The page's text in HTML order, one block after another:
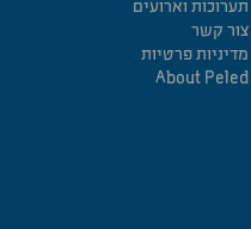
תערוכות וארועים
צור קשר
מדיניות פרטיות
About Peled